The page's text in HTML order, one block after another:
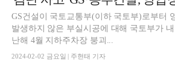
GS건설이 국토교통부(이하 국토부)로부터
발생하지 않은 부실시공에 대해 국토부가 내릴 수
난해 4월 지하주차장 붕괴...
2024-02-02 금요일 | 주현태 기자